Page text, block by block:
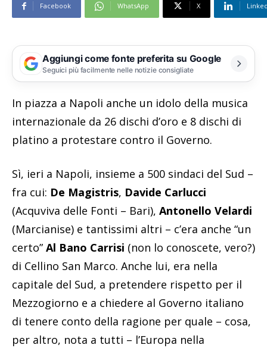
Facebook WhatsApp X
Aggiungi come fonte preferita su Google
Seguici più facilmente nelle notizie consigliate
In piazza a Napoli anche un idolo della musica
internazionale da 26 dischi d’oro e 8 dischi di
platino a protestare contro il Governo.
Sì, ieri a Napoli, insieme a 500 sindaci del Sud –
fra cui: De Magistris, Davide Carlucci
(Acquviva delle Fonti – Bari), Antonello Velardi
(Marcianise) e tantissimi altri – c’era anche “un
certo” Al Bano Carrisi (non lo conoscete, vero?)
di Cellino San Marco. Anche lui, era nella
capitale del Sud, a pretendere rispetto per il
Mezzogiorno e a chiedere al Governo italiano
di tenere conto della ragione per quale – cosa,
per altro, nota a tutti – l’Europa nella